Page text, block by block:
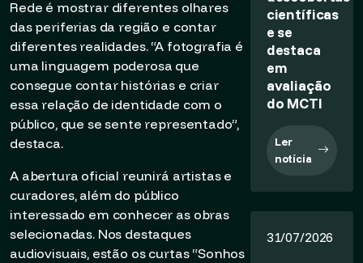
Rede é mostrar diferentes olhares
das periferias da região e contar
diferentes realidades. “A fotografia é
uma linguagem poderosa que
consegue contar histórias e criar
essa relação de identidade com o
público, que se sente representado”,
destaca.
A abertura oficial reunirá artistas e
curadores, além do público
interessado em conhecer as obras
selecionadas. Nos destaques
audiovisuais, estão os curtas “Sonhos
científicas
e se
destaca
em
avaliação
do MCTI
Ler
notícia
31/07/2026